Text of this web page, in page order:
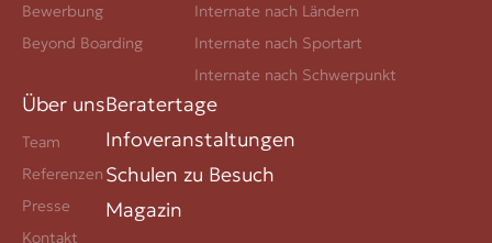
Bewerbung
Beyond Boarding
Internate nach Ländern
Internate nach Sportart
Internate nach Schwerpunkt
Über uns
Team
Referenzen
Presse
Kontakt
Beratertage
Infoveranstaltungen
Schulen zu Besuch
Magazin